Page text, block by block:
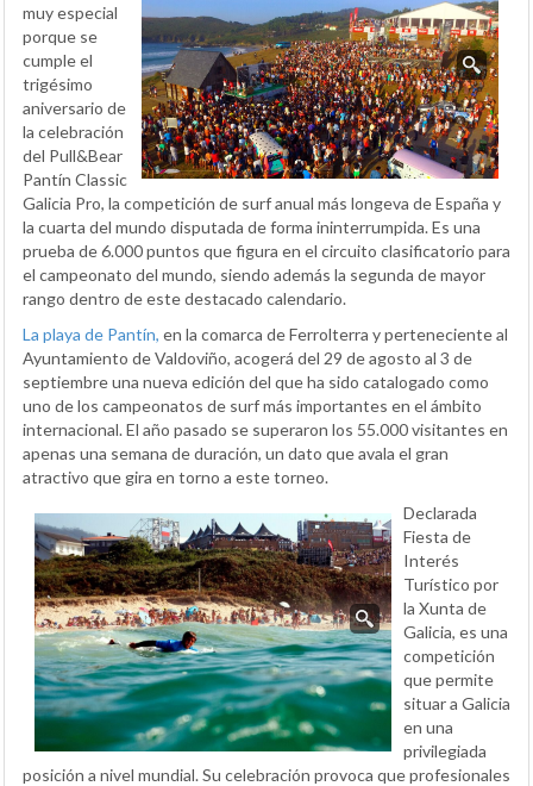
muy especial
porque se
cumple el
trigésimo
aniversario de
la celebración
del Pull&Bear
Pantín Classic
Galicia Pro, la competición de surf anual más longeva de España y
la cuarta del mundo disputada de forma ininterrumpida. Es una
prueba de 6.000 puntos que figura en el circuito clasificatorio para
el campeonato del mundo, siendo además la segunda de mayor
rango dentro de este destacado calendario.
La playa de Pantín, en la comarca de Ferrolterra y perteneciente al
Ayuntamiento de Valdoviño, acogerá del 29 de agosto al 3 de
septiembre una nueva edición del que ha sido catalogado como
uno de los campeonatos de surf más importantes en el ámbito
internacional. El año pasado se superaron los 55.000 visitantes en
apenas una semana de duración, un dato que avala el gran
atractivo que gira en torno a este torneo.
Declarada
Fiesta de
Interés
Turístico por
la Xunta de
Galicia, es una
competición
que permite
situar a Galicia
en una
privilegiada
posición a nivel mundial. Su celebración provoca que profesionales